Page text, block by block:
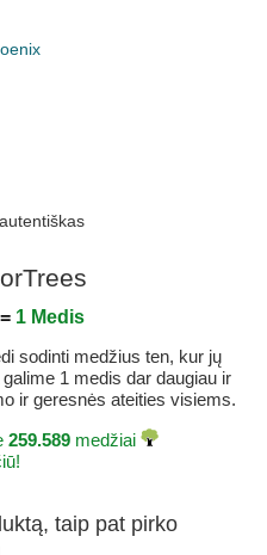
1 Medis
sodinti medžius ten, kur jų
1 medis dar daugiau ir
ir geresnės ateities visiems.
259.589 medžiai
taip pat pirko